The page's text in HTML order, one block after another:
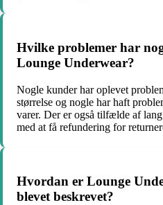
Hvilke problemer har
Lounge Underwear?
Nogle kunder har oplevet
størrelse og nogle har haft
varer. Der er også tilfælde af
med at få refundering for
Hvordan er Lounge
blevet beskrevet?